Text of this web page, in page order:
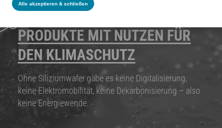
PRODUKTE MIT NUTZEN FÜR
DEN KLIMASCHUTZ
Ohne Siliziumwafer gäbe es keine Digitalisierung,
keine Elektromobilität, keine Dekarbonisierung – also
keine Energiewende.
Alle akzeptieren & schließen